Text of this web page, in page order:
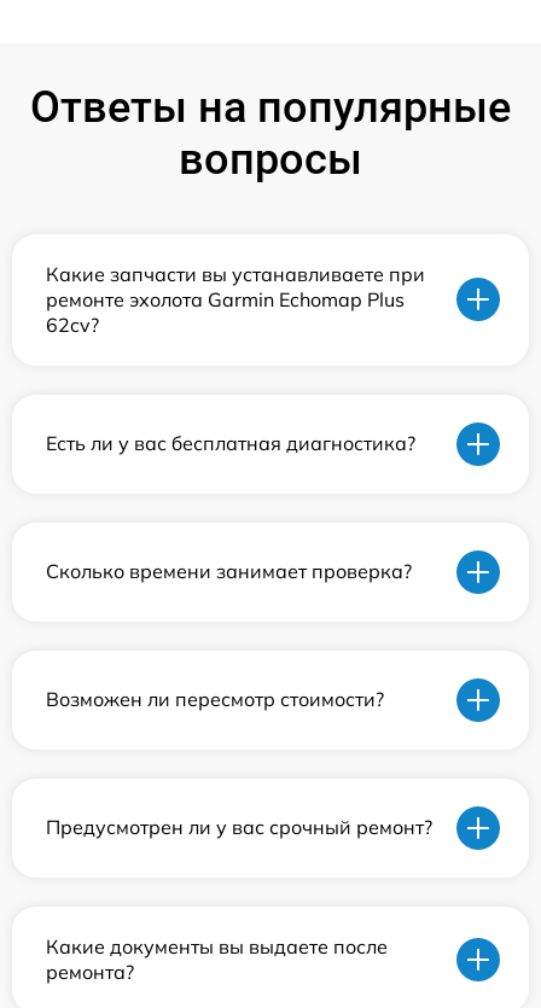
Ответы на популярные
вопросы
Какие запчасти вы устанавливаете при
ремонте эхолота Garmin Echomap Plus
62cv?
Есть ли у вас бесплатная диагностика?
Сколько времени занимает проверка?
Возможен ли пересмотр стоимости?
Предусмотрен ли у вас срочный ремонт?
Какие документы вы выдаете после
ремонта?